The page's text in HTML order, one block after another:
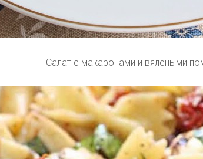
Салат с макаронами и вялеными